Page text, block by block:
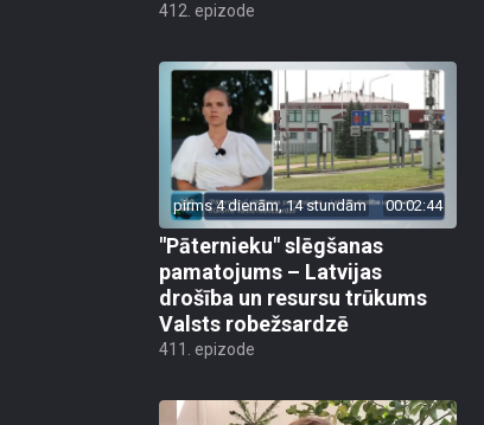
412. epizode
pirms 4 dienām, 14 stundām 00:02:44
"Pāternieku" slēgšanas
pamatojums – Latvijas
drošība un resursu trūkums
Valsts robežsardzē
411. epizode